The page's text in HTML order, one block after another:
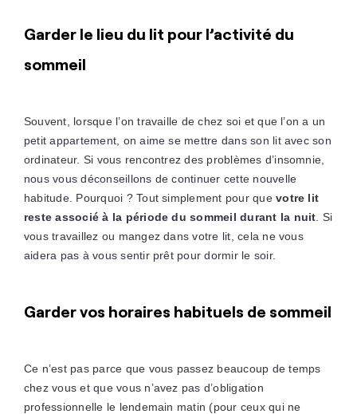
Garder le lieu du lit pour l’activité du
sommeil
Souvent, lorsque l’on travaille de chez soi et que l’on a un
petit appartement, on aime se mettre dans son lit avec son
ordinateur. Si vous rencontrez des problèmes d’insomnie,
nous vous déconseillons de continuer cette nouvelle
habitude. Pourquoi ? Tout simplement pour quevotre lit
reste associé à la période du sommeil durant la nuit . Si
vous travaillez ou mangez dans votre lit, cela ne vous
aidera pas à vous sentir prêt pour dormir le soir.
Garder vos horaires habituels de sommeil
Ce n’est pas parce que vous passez beaucoup de temps
chez vous et que vous n’avez pas d’obligation
professionnelle le lendemain matin (pour ceux qui ne